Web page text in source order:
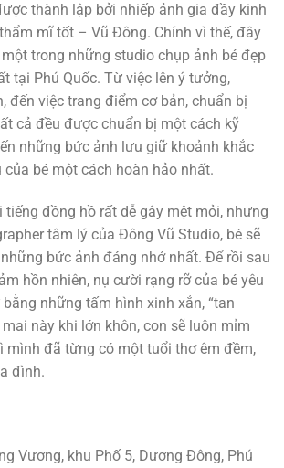
thành lập bởi nhiếp ảnh gia đầy kinh
mĩ tốt – Vũ Đông. Chính vì thế, đây
trong những studio chụp ảnh bé đẹp
tại Phú Quốc. Từ việc lên ý tưởng,
đến việc trang điểm cơ bản, chuẩn bị
cả đều được chuẩn bị một cách kỹ
những bức ảnh lưu giữ khoảnh khắc
bé một cách hoàn hảo nhất.
tiếng đồng hồ rất dễ gây mệt mỏi, nhưng
tâm lý của Đông Vũ Studio, bé sẽ
những bức ảnh đáng nhớ nhất. Để rồi sau
hồn nhiên, nụ cười rạng rỡ của bé yêu
những tấm hình xinh xắn, “tan
này khi lớn khôn, con sẽ luôn mỉm
mình đã từng có một tuổi thơ êm đềm,
đình.
Vương, khu Phố 5, Dương Đông, Phú